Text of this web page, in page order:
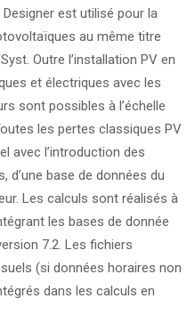
est utilisé pour la
au même titre
Outre l’installation PV en
et électriques avec les
sont possibles à l’échelle
les pertes classiques PV
avec l’introduction des
base de données du
Les calculs sont réalisés à
les bases de donnée
7.2. Les fichiers
(si données horaires non
dans les calculs en